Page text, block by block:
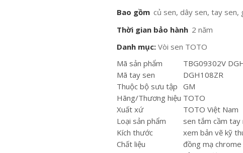
Bao gồm củ sen, dây sen, tay sen,
Thời gian bảo hành 2 năm
Danh mục: Vòi sen TOTO
Mã sản phẩm
TBG09302V
Mã tay sen
DGH108ZR
Thuộc bộ sưu tập
GM
Hãng/Thương hiệu TOTO
Xuất xứ
TOTO Việt Nam
Loại sản phẩm
sen tắm cầm tay
Kích thước
xem bản vẽ kỹ
Chất liệu
đồng mạ chrome